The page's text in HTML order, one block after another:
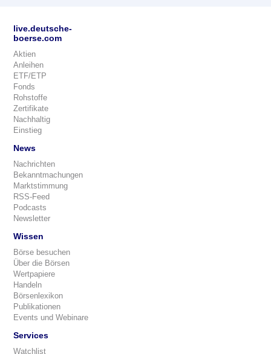
live.deutsche-
boerse.com
Aktien
Anleihen
ETF/ETP
Fonds
Rohstoffe
Zertifikate
Nachhaltig
Einstieg
News
Nachrichten
Bekanntmachungen
Marktstimmung
RSS-Feed
Podcasts
Newsletter
Wissen
Börse besuchen
Über die Börsen
Wertpapiere
Handeln
Börsenlexikon
Publikationen
Events und Webinare
Services
Watchlist